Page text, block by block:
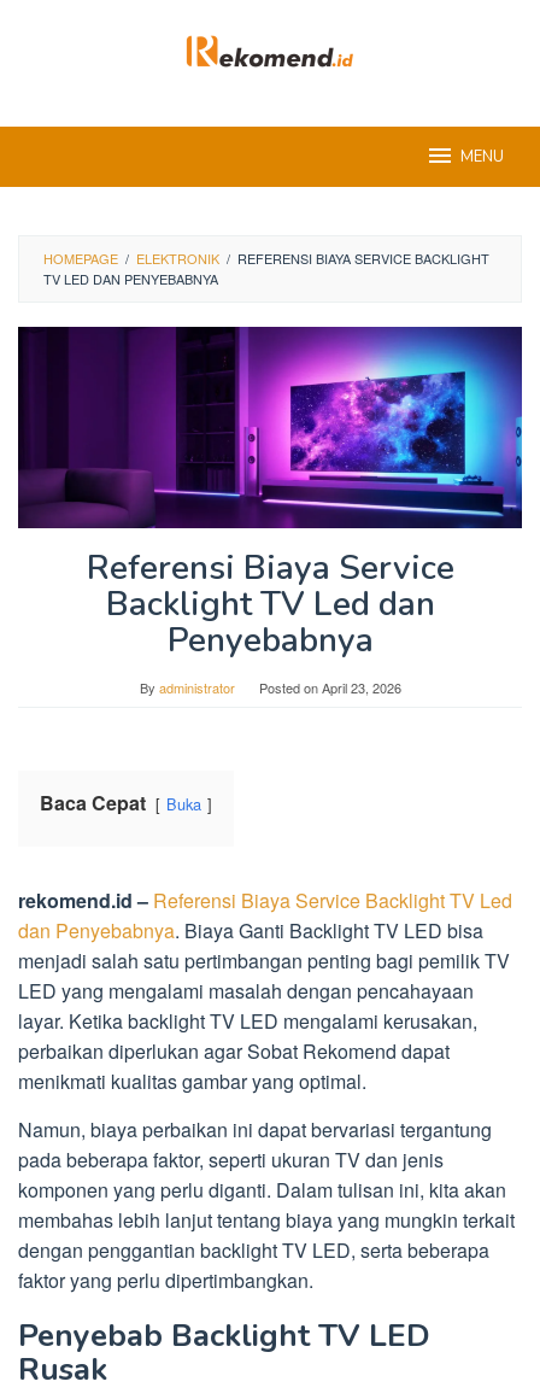
MENU
HOMEPAGE / ELEKTRONIK / REFERENSI BIAYA SERVICE BACKLIGHT
TV LED DAN PENYEBABNYA
Referensi Biaya Service
Backlight TV Led dan
Penyebabnya
By administrator Posted onApril 23, 2026
Baca Cepat Buka
rekomend.id – Referensi Biaya Service Backlight TV Led
dan Penyebabnya. Biaya Ganti Backlight TV LED bisa
menjadi salah satu pertimbangan penting bagi pemilik TV
LED yang mengalami masalah dengan pencahayaan
layar. Ketika backlight TV LED mengalami kerusakan,
perbaikan diperlukan agar Sobat Rekomend dapat
menikmati kualitas gambar yang optimal.
Namun, biaya perbaikan ini dapat bervariasi tergantung
pada beberapa faktor, seperti ukuran TV dan jenis
komponen yang perlu diganti. Dalam tulisan ini, kita akan
membahas lebih lanjut tentang biaya yang mungkin terkait
dengan penggantian backlight TV LED, serta beberapa
faktor yang perlu dipertimbangkan.
Penyebab Backlight TV LED
Rusak